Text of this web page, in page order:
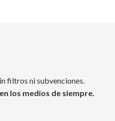
filtros ni subvenciones.
los medios de siempre.